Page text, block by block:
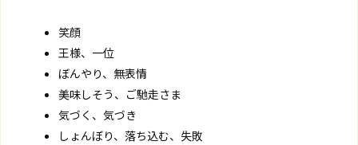
笑顔
王様、一位
ぼんやり、無表情
美味しそう、ご馳走さま
気づく、気づき
しょんぼり、落ち込む、失敗